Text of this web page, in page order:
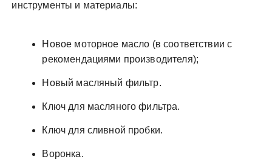
инструменты и материалы:
Новое моторное масло (в соответствии с
рекомендациями производителя);
Новый масляный фильтр.
Ключ для масляного фильтра.
Ключ для сливной пробки.
Воронка.